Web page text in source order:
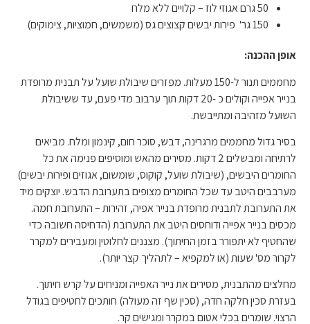
50 גרם אגוזי לוז – קלויים ללא מלח
150 גר' פירות יבשים קצוצים גס (משמשים, חמוציות, צימוקים)
אופן ההכנה:
מחממים תנור ל-150 מעלות. מפזרים שיבולת שועל על תבנית מרופדת
בנייר אפייה וקולים כ -20 דקות תוך ערבוב מדי פעם, עד ששיבולת
השועל מזהיבה ומתייבשת.
בסיר גדול מחממים מרגרינה, דבש, סוכר חום, קינמון ומלח. מביאים
לרתיחה ומבשלים 2 דקות. מסירים מהאש ומוסיפים פנימה את כל
החומרים היבשים, (שיבולת שועל, קוקוס, שומשום, אגוזים ופירות יבשים)
מערבבים היטב עד שכל החומרים מצופים בתערובת הדבש. יוצקים מיד
את התערובת לתבנית מרופדת בנייר אפיה, זהירות – התערובת חמה.
מכסים בנייר אפייה ודוחסים היטב את התערובת (הדחיסה חשובה כדי
שהחטיף לא יתפורר בזמן החיתוך). מצננים לחלוטין ומעבירים למקרר
לקרור מס' שעות (או למקפיא – לתהליך קצר יותר).
מחלצים מהתבנית, מסירים את נייר האפייה ומניחים על קרש חיתוך.
בעזרת סכין חלקה חדה, (סכין שף זה מעולה) חותכים לחטיפים בגודל
הרצוי. שומרים בכלי אטום במקרר ומגישים קר.